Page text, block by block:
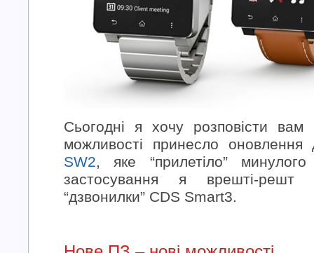
Сьогодні я хочу розповісти
можливості принесло
SW2, яке “прилетіло”
застосування я врешті-
“дзвонилки” CDS Smart3.